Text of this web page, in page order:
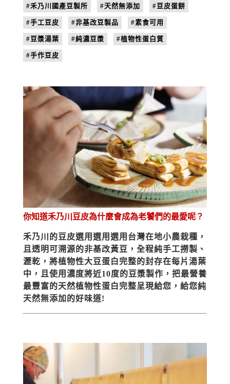
#禾乃川國產豆製所 #天然無添加 #豆皮蛋餅
#手工豆皮 #非基改豆製品 #素食可用
#豆漿湯葉 #純濃豆漿 #植物性蛋白質
#手作豆皮
你知道禾乃川豆皮為什麼會成為老饕們的最愛呢？
禾乃川的豆皮選用選用選用台灣在地小農栽種，
且透明可溯源的非基改黃豆，全程純手工撈製、
瀝乾，將植物性大豆蛋白完整的封存在每片湯葉
中，且使用濃度將近10度的豆漿製作，把最營養
最豐富的天然植物性蛋白完整呈現給您，給您純
天然無添加的好味道!